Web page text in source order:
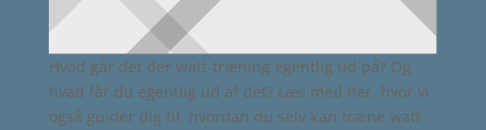
Hvad går det der watt-træning egentlig ud på? Og
hvad får du egentlig ud af det? Læs med her, hvor vi
også guider dig til, hvordan du selv kan træne watt